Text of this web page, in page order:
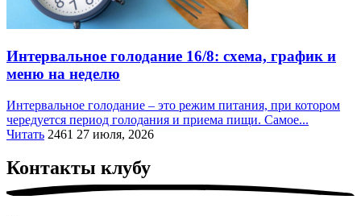
Интервальное голодание 16/8: схема, график и
меню на неделю
Интервальное голодание – это режим питания, при котором
чередуется период голодания и приема пищи. Самое...
Читать 2461 27 июля, 2026
Контакты клубу